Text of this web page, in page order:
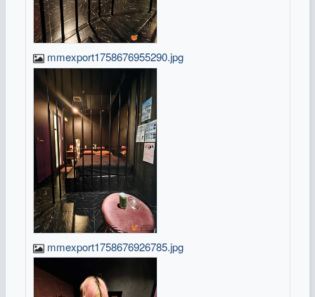
mmexport1758676955290.jpg
mmexport1758676926785.jpg